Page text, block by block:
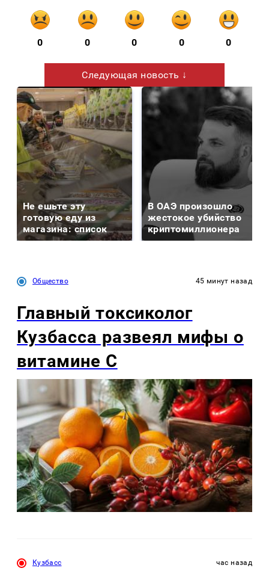
0 0 0 0 0
Следующая новость ↓
Не ешьте эту
готовую еду из
магазина: список
В ОАЭ произошло
жестокое убийство
криптомиллионера
Общество 45 минут назад
Главный токсиколог
Кузбасса развеял мифы о
витамине С
Кузбасс час назад